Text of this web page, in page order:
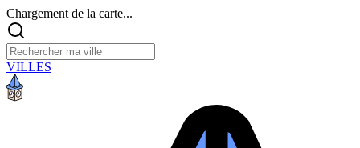
Chargement de la carte...
VILLES